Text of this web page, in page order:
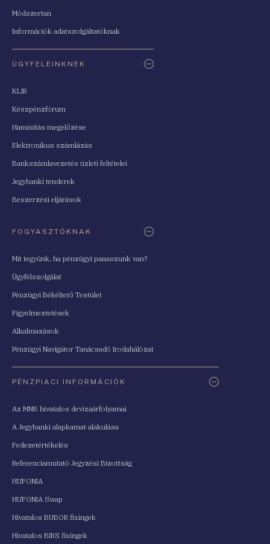
Módszertan
Információk adatszolgáltatóknak
ÜGYFELEINKNEK
KLIR
Készpénzfórum
Hamisítás megelőzése
Elektronikus számlázás
Bankszámlavezetés üzleti feltételei
Jegybanki tenderek
Beszerzési eljárások
FOGYASZTÓKNAK
Mit tegyünk, ha pénzügyi panaszunk van?
Ügyfélszolgálat
Pénzügyi Békéltető Testület
Figyelmeztetések
Alkalmazások
Pénzügyi Navigátor Tanácsadó Irodahálózat
PÉNZPIACI INFORMÁCIÓK
Az MNB hivatalos devizaárfolyamai
A Jegybanki alapkamat alakulása
Fedezetértékelés
Referenciamutató Jegyzési Bizottság
HUFONIA
HUFONIA Swap
Hivatalos BUBOR fixingek
Hivatalos BIRS fixingek